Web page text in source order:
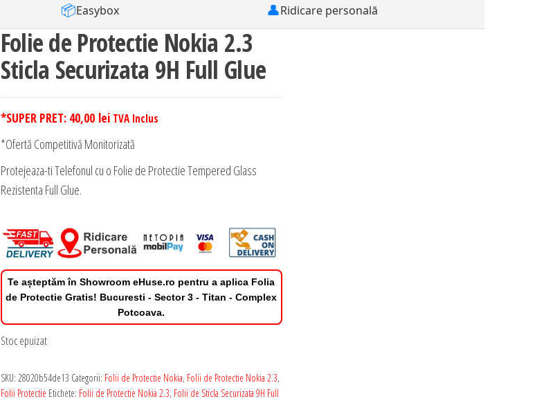
📦Easybox 👤Ridicare personală
Folie de Protectie Nokia 2.3
Sticla Securizata 9H Full Glue
*SUPER PRET: 40,00 lei TVA Inclus
*Ofertă Competitivă Monitorizată
Protejeaza-ti Telefonul cu o Folie de Protectie Tempered Glass
Rezistenta Full Glue.
Te așteptăm în Showroom eHuse.ro pentru a aplica Folia
de Protectie Gratis! Bucuresti - Sector 3 - Titan - Complex
Potcoava.
Stoc epuizat
SKU: 28020b54de13 Categorii: Folii de Protectie Nokia, Folii de Protectie Nokia 2.3,
Folii Protectie Etichete: Folii de Protectie Nokia 2.3, Folii de Sticla Securizata 9H Full